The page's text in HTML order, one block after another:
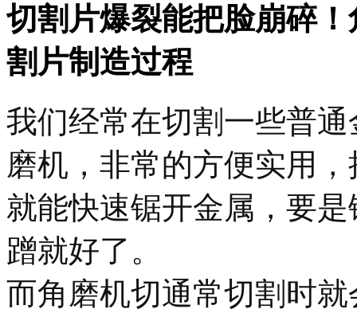
切割片爆裂能把脸崩碎
割片制造过程
我们经常在切割一些普
磨机，非常的方便实用
就能快速锯开金属，要
蹭就好了。
而角磨机切通常切割时